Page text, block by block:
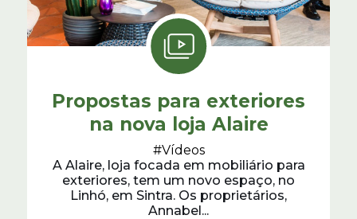
Propostas para exteriores
na nova loja Alaire
#Vídeos
A Alaire, loja focada em mobiliário para
exteriores, tem um novo espaço, no
Linhó, em Sintra. Os proprietários,
Annabel...